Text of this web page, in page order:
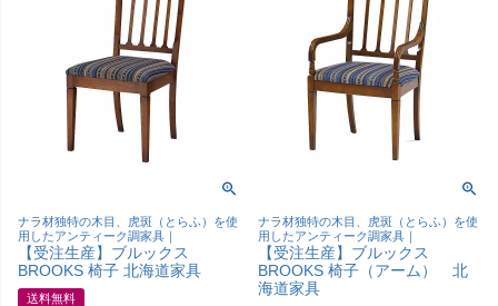
ナラ材独特の木目、虎斑（とらふ）を使
用したアンティーク調家具｜
【受注生産】ブルックス
BROOKS 椅子 北海道家具
送料無料
ナラ材独特の木目、虎斑（とらふ）を使
用したアンティーク調家具｜
【受注生産】ブルックス
BROOKS 椅子（アーム） 北
海道家具